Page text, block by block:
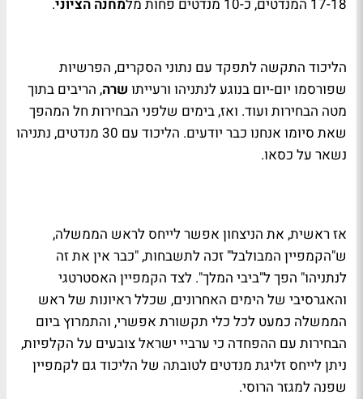
17-18 המנדטים, כ-10 מנדטים פחות מל
מחנה הציוני.
הליכוד התקשה לתפקד עם נתוני הסקרים, הפרשיות
שפורסמו יום-יום בנוגע לנתניהו ורעייתו שרה, הריבים בתוך
מטה הבחירות ועוד. ואז, בימים שלפני הבחירות חל המהפך
שאת סיומו אנחנו כבר יודעים. הליכוד עם 30 מנדטים, נתניהו
נשאר על כסאו.
אז ראשית, את הניצחון אפשר לייחס לראש הממשלה,
ש"הקמפיין המבולבל" זכה לתשבחות, "כבר אין את זה
לנתניהו" הפך ל"ביבי המלך". לצד הקמפיין האסטרטגי
והאגרסיבי של הימים האחרונים, שכלל ראיונות של ראש
הממשלה כמעט לכל כלי תקשורת אפשרי, והתמרוץ ביום
הבחירות עם ההפחדה כי ערביי ישראל צובעים על הקלפיות,
ניתן לייחס זליגת מנדטים לטובתה של הליכוד גם לקמפיין
שפנה למגזר הרוסי.